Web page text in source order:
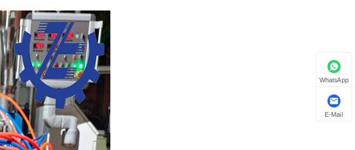
WhatsApp
E-Mail